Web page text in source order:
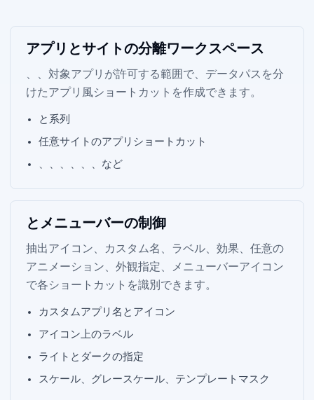
アプリと Web サイトの分離ワークスペース
macOS、WebKit、対象アプリが許可する範囲で、データパスを分
けたアプリ風ショートカットを作成できます。
Chrome と Firefox 系列
任意サイトの Web アプリショートカット
Slack、Notion、VS Code、Cursor、OBS、Dropbox、Philips Hue Sync など
Dock とメニューバーの制御
抽出アイコン、カスタム名、ラベル、Dock 効果、任意の
アニメーション、外観指定、メニューバーアイコン
で各ショートカットを識別できます。
カスタムアプリ名とアイコン
アイコン上のラベル
ライトとダークの指定
スケール、グレースケール、テンプレートマスク